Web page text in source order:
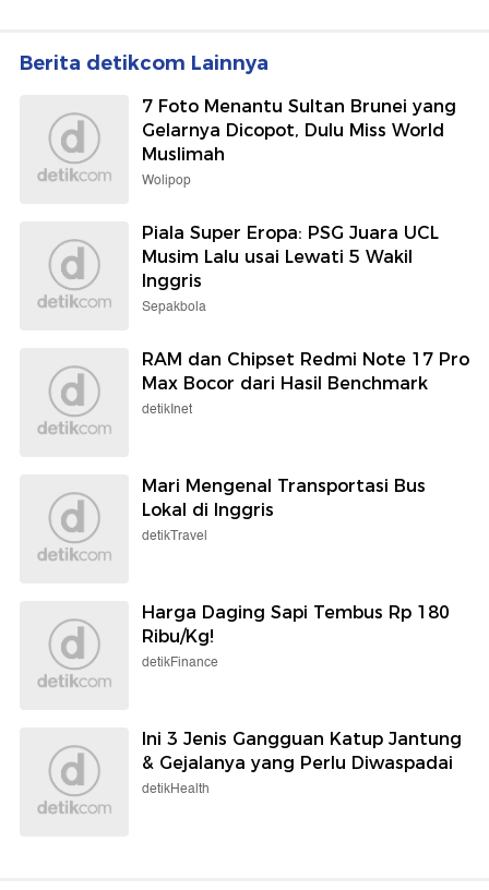
Berita detikcom Lainnya
7 Foto Menantu Sultan Brunei yang
Gelarnya Dicopot, Dulu Miss World
Muslimah
Wolipop
Piala Super Eropa: PSG Juara UCL
Musim Lalu usai Lewati 5 Wakil
Inggris
Sepakbola
RAM dan Chipset Redmi Note 17 Pro
Max Bocor dari Hasil Benchmark
detikInet
Mari Mengenal Transportasi Bus
Lokal di Inggris
detikTravel
Harga Daging Sapi Tembus Rp 180
Ribu/Kg!
detikFinance
Ini 3 Jenis Gangguan Katup Jantung
& Gejalanya yang Perlu Diwaspadai
detikHealth